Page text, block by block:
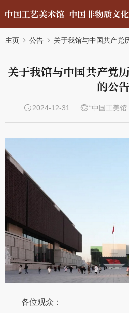
主页 公告 关于我馆与中国共产党
关于我馆与中国共产党
的公告
2024-12-31 “中国工美
各位观众：